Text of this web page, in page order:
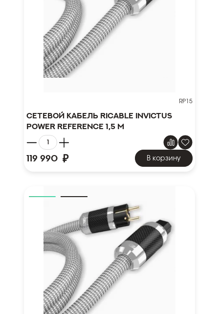
RP15
Сетевой кабель Ricable Invictus
Power Reference 1,5 m
119 990 ₽ В корзину